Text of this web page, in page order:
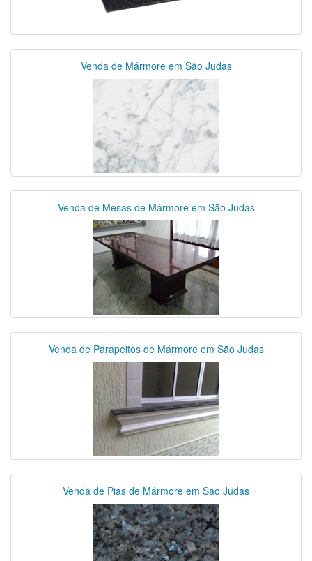
Venda de Mármore em São Judas
Venda de Mesas de Mármore em São Judas
Venda de Parapeitos de Mármore em São Judas
Venda de Pias de Mármore em São Judas